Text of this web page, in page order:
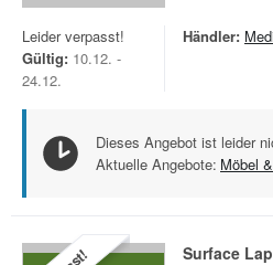
Leider verpasst!
Gültig: 10.12. -
24.12.
Händler:
Dieses Angebot ist leider
Aktuelle Angebote: Möbel
Surface